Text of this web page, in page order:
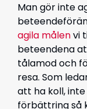
Man gör inte
agila målenvi
beteendena
tålamod och
resa. Som
att ha koll,
förbättring så